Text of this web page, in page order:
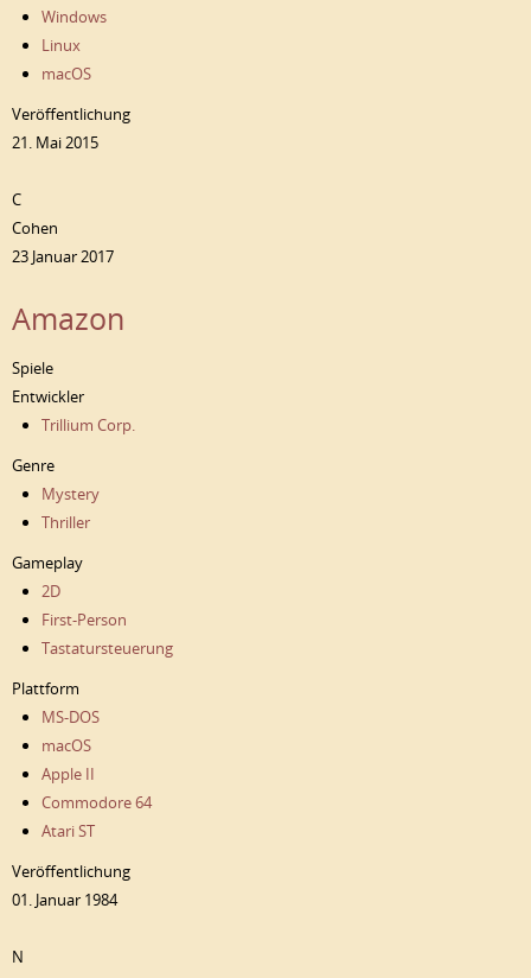
Windows
Linux
macOS
Veröffentlichung
21. Mai 2015
C
Cohen
23 Januar 2017
Amazon
Spiele
Entwickler
Trillium Corp.
Genre
Mystery
Thriller
Gameplay
2D
First-Person
Tastatursteuerung
Plattform
MS-DOS
macOS
Apple II
Commodore 64
Atari ST
Veröffentlichung
01. Januar 1984
N